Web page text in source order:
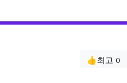
👍최고 0